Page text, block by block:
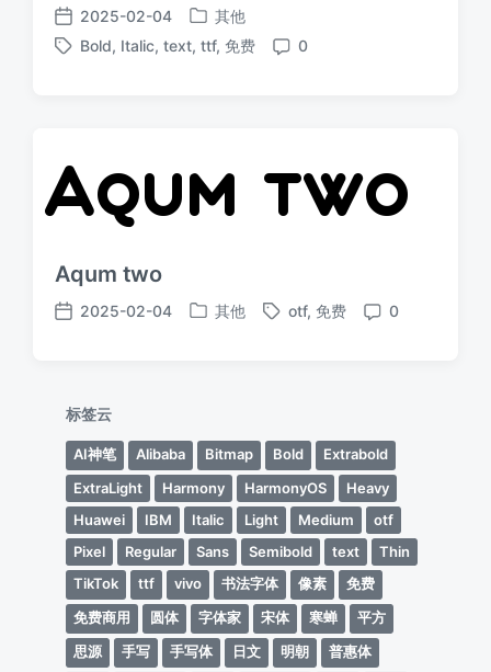
发
布
2025-02-04
发
布
其他
标
Bold, Italic, text, ttf, 免费
评
0
Aqum two
发
2025-02-04
发
其他
标
otf, 免费
评
0
标签云
AI神笔 Alibaba Bitmap Bold
Extrabold
ExtraLight
Harmony HarmonyOS
Heavy
Huawei
IBM Italic Light Medium
otf
Pixel
Regular Sans Semibold text
Thin
TikTok
ttf vivo 书法字体 像素
免费
免费商用
圆体 字体家 宋体 寒蝉
平方
思源
手写 手写体 日文 明朝
普惠体